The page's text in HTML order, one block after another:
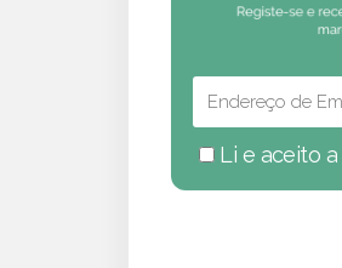
Li e aceito a